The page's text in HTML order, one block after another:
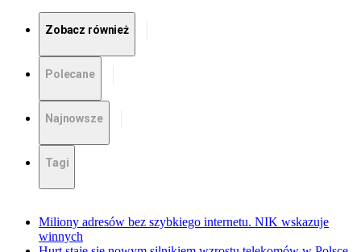
Zobacz również
Polecane
Najnowsze
Tagi
Miliony adresów bez szybkiego internetu. NIK wskazuje
winnych